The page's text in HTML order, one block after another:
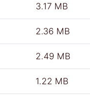
3.17 MB
2.36 MB
2.49 MB
1.22 MB